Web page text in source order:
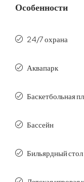
Особенности
24/7 охрана
Аквапарк
Баскетбольная
Бассейн
Бильярдный стол